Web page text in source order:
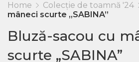
Home Colecție de toamnă '24
mâneci scurte „SABINA”
Bluză-sacou cu
scurte „SABINA”